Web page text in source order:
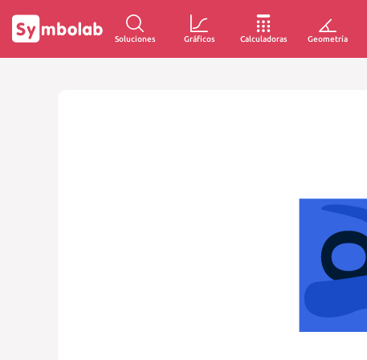
Soluciones Gráficos Calculadoras Geometría